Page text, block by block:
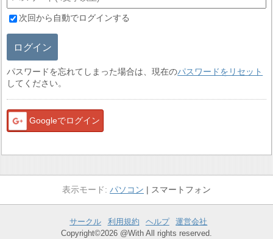
次回から自動でログインする
ログイン
パスワードを忘れてしまった場合は、現在のパスワードをリセット
してください。
Googleでログイン
パソコン スマートフォン
サークル 利用規約 ヘルプ
運営会社
Copyright©2026 @With All rights reserved.